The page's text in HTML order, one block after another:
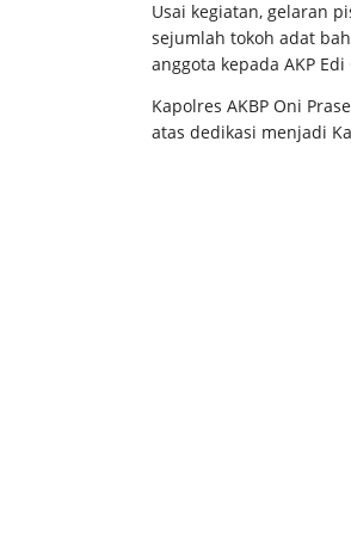
Usai kegiatan, gelaran
sejumlah tokoh adat
anggota kepada AKP
Kapolres AKBP Oni
atas dedikasi menjadi